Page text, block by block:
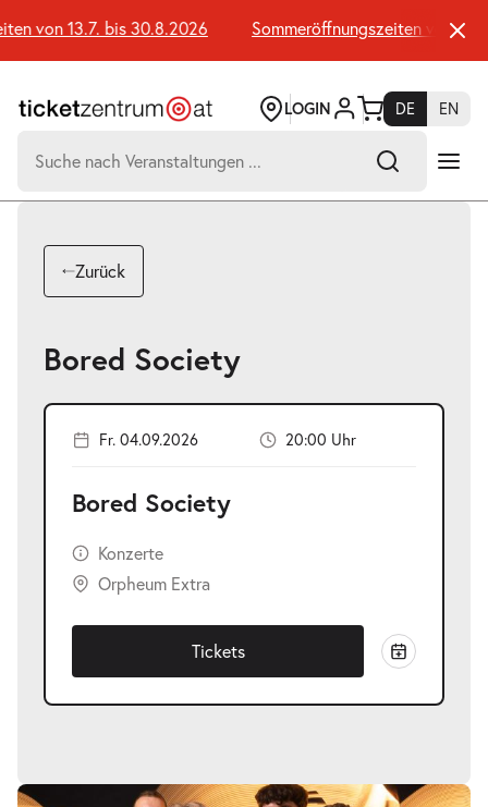
Seiteninhalt
springen
von 13.7. bis 30.8.2026 Sommeröffnungszeiten von
LOGIN DE
EN
nach:
Suchtreffer:
Zurück
Bored Society
Fr. 04.09.2026 20:00 Uhr
Bored Society
Konzerte
Orpheum Extra
Tickets